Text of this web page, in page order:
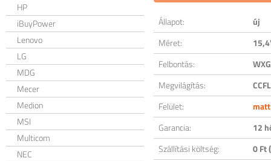
HP
iBuyPower
Lenovo
LG
MDG
Mecer
Medion
MSI
Multicom
NEC
Állapot:
új
Méret:
Felbontás:
Megvilágítás:
CCFL
Felület:
matt
Garancia:
12
Szállítási költség:
0 Ft